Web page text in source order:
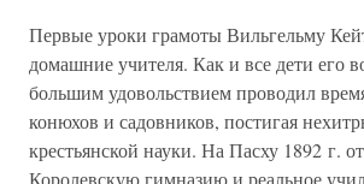
Первые уроки грамоты Вильгельму
домашние учителя. Как и все дети его
большим удовольствием проводил
конюхов и садовников, постигая
крестьянской науки. На Пасху 1892 г.
Королевскую гимназию и реальное